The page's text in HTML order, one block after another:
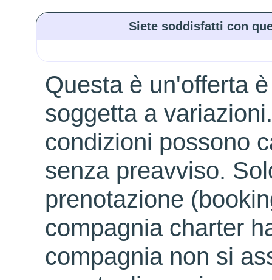
Siete soddisfatti con
Questa è un'offerta
soggetta a
condizioni possono
senza preavviso.
prenotazione
compagnia charter
compagnia non si